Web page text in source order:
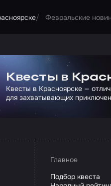
Февральские
партнера Сколково
Квесты в
Квесты в Красноярске —
для захватывающих
Главное
Подбор квеста